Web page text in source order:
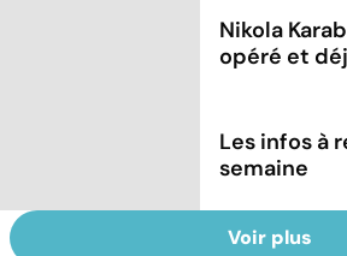
Nikola
opéré et
Les infos à
semaine
Voir plus